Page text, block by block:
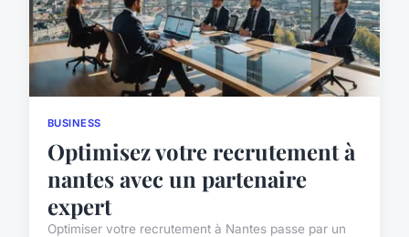
BUSINESS
Optimisez votre recrutement à
nantes avec un partenaire
expert
Optimiser votre recrutement à Nantes passe par un